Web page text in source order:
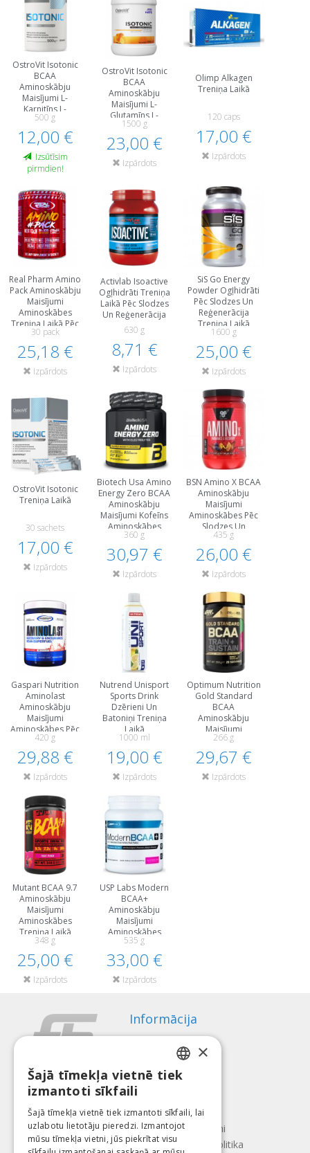
OstroVit Isotonic
BCAA
Aminoskābju
Maisījumi L-
Karnitīns L-
Glutamīns
Aminoskābes
Treniņa Laikā
Svara Kontrole
500 g
12,00 €
Izsūtīsim
pirmdien!
OstroVit Isotonic
BCAA
Aminoskābju
Maisījumi L-
Glutamīns L-
Karnitīns
Aminoskābes
Treniņa Laikā
Svara Kontrole
1500 g
23,00 €
Izpārdots
Olimp Alkagen
Treniņa Laikā
120 caps
17,00 €
Izpārdots
Real Pharm Amino
Pack Aminoskābju
Maisījumi
Aminoskābes
Treniņa Laikā Pēc
Slodzes Un
Reģenerācija
30 pack
25,18 €
Izpārdots
Activlab Isoactive
Ogļhidrāti Treniņa
Laikā Pēc Slodzes
Un Reģenerācija
630 g
8,71 €
Izpārdots
SiS Go Energy
Powder Ogļhidrāti
Pēc Slodzes Un
Reģenerācija
Treniņa Laikā
1600 g
25,00 €
Izpārdots
OstroVit Isotonic
Treniņa Laikā
30 sachets
17,00 €
Izpārdots
Biotech Usa Amino
Energy Zero BCAA
Aminoskābju
Maisījumi Kofeīns
Aminoskābes
Treniņa Laikā
360 g
30,97 €
Izpārdots
BSN Amino X BCAA
Aminoskābju
Maisījumi
Aminoskābes Pēc
Slodzes Un
Reģenerācija
Treniņa Laikā
435 g
26,00 €
Izpārdots
Gaspari Nutrition
Aminolast
Aminoskābju
Maisījumi
Aminoskābes Pēc
Slodzes Un
Reģenerācija
Treniņa Laikā
420 g
29,88 €
Izpārdots
Nutrend Unisport
Sports Drink
Dzērieni Un
Batoniņi Treniņa
Laikā
1000 ml
19,00 €
Izpārdots
Optimum Nutrition
Gold Standard
BCAA
Aminoskābju
Maisījumi
Aminoskābes
Treniņa Laikā
266 g
29,67 €
Izpārdots
Mutant BCAA 9.7
Aminoskābju
Maisījumi
Aminoskābes
Treniņa Laikā
348 g
25,00 €
Izpārdots
USP Labs Modern
BCAA+
Aminoskābju
Maisījumi
Aminoskābes
Treniņa Laikā
535 g
33,00 €
Izpārdots
Informācija
Apmaksas veidi
Atteikuma tiesības
Par mums
Kontakti
Lietošanas noteikumi
Konfidencialitātes politika
LATVIAN
LITHUANIAN
ESTONIAN
×
Šajā tīmekļa vietnē tiek
izmantoti sīkfaili
Šajā tīmekļa vietnē tiek izmantoti sīkfaili, lai
uzlabotu lietotāju pieredzi. Izmantojot
mūsu tīmekļa vietni, jūs piekrītat visu